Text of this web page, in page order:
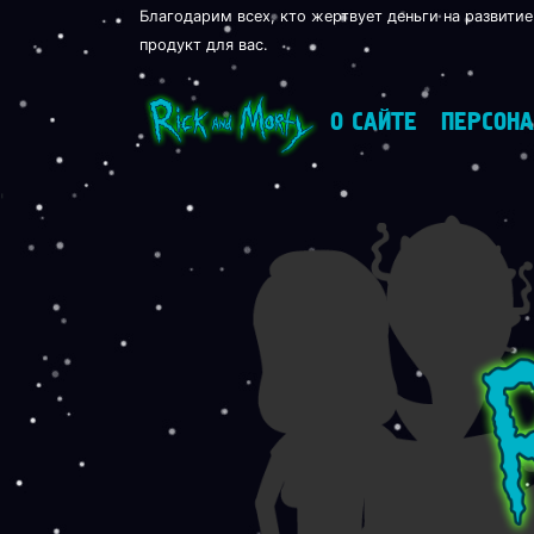
Благодарим всех, кто жертвует деньги на
продукт для вас.
О САЙТЕ
'